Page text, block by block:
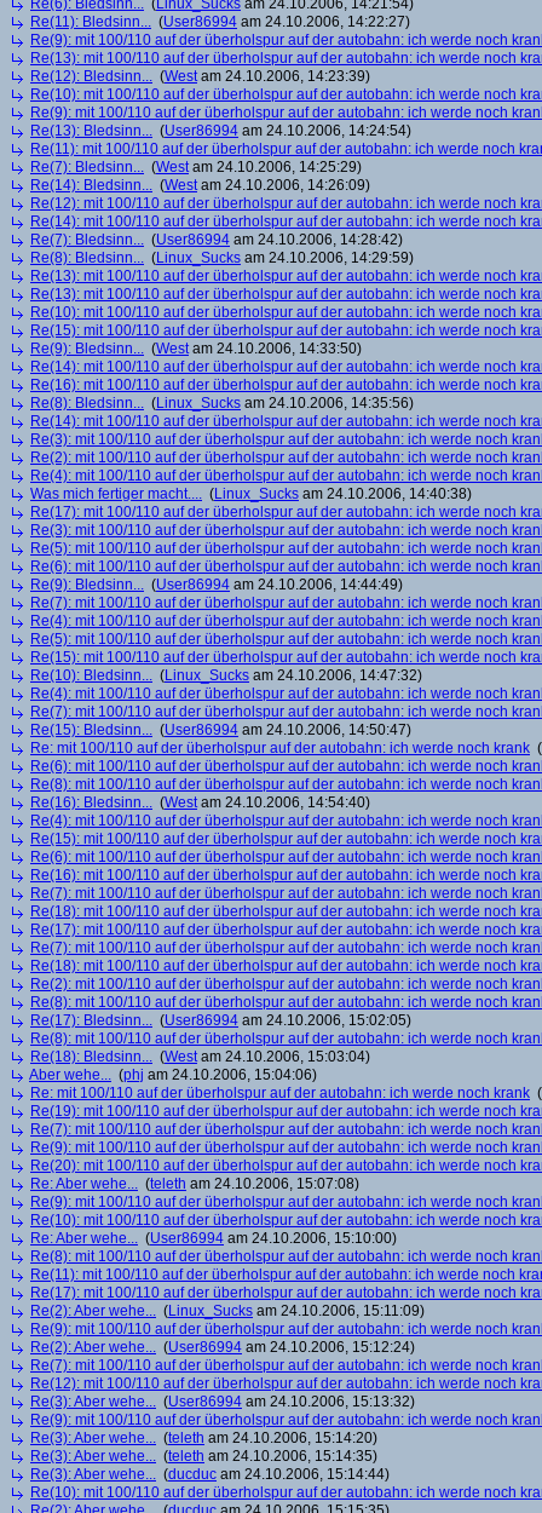
Re(6): Bledsinn... (Linux_Sucks am 24.10.2006, 14:21:54)
Re(11): Bledsinn... (User86994 am 24.10.2006, 14:22:27)
Re(9): mit 100/110 auf der überholspur auf der autobahn: ich werde noch
Re(13): mit 100/110 auf der überholspur auf der autobahn: ich werde noch
Re(12): Bledsinn... (Westam 24.10.2006, 14:23:39)
Re(10): mit 100/110 auf der überholspur auf der autobahn: ich werde noch
Re(9): mit 100/110 auf der überholspur auf der autobahn: ich werde noch
Re(13): Bledsinn... (User86994 am 24.10.2006, 14:24:54)
Re(11): mit 100/110 auf der überholspur auf der autobahn: ich werde noch
Re(7): Bledsinn... (Westam 24.10.2006, 14:25:29)
Re(14): Bledsinn... (Westam 24.10.2006, 14:26:09)
Re(12): mit 100/110 auf der überholspur auf der autobahn: ich werde noch
Re(14): mit 100/110 auf der überholspur auf der autobahn: ich werde noch
Re(7): Bledsinn... (User86994 am 24.10.2006, 14:28:42)
Re(8): Bledsinn... (Linux_Sucks am 24.10.2006, 14:29:59)
Re(13): mit 100/110 auf der überholspur auf der autobahn: ich werde noch
Re(13): mit 100/110 auf der überholspur auf der autobahn: ich werde noch
Re(10): mit 100/110 auf der überholspur auf der autobahn: ich werde noch
Re(15): mit 100/110 auf der überholspur auf der autobahn: ich werde noch
Re(9): Bledsinn... (Westam 24.10.2006, 14:33:50)
Re(14): mit 100/110 auf der überholspur auf der autobahn: ich werde noch
Re(16): mit 100/110 auf der überholspur auf der autobahn: ich werde noch
Re(8): Bledsinn... (Linux_Sucks am 24.10.2006, 14:35:56)
Re(14): mit 100/110 auf der überholspur auf der autobahn: ich werde noch
Re(3): mit 100/110 auf der überholspur auf der autobahn: ich werde noch
Re(2): mit 100/110 auf der überholspur auf der autobahn: ich werde noch
Re(4): mit 100/110 auf der überholspur auf der autobahn: ich werde noch
Was mich fertiger macht.... (Linux_Sucks am 24.10.2006, 14:40:38)
Re(17): mit 100/110 auf der überholspur auf der autobahn: ich werde noch
Re(3): mit 100/110 auf der überholspur auf der autobahn: ich werde noch
Re(5): mit 100/110 auf der überholspur auf der autobahn: ich werde noch
Re(6): mit 100/110 auf der überholspur auf der autobahn: ich werde noch
Re(9): Bledsinn... (User86994 am 24.10.2006, 14:44:49)
Re(7): mit 100/110 auf der überholspur auf der autobahn: ich werde noch
Re(4): mit 100/110 auf der überholspur auf der autobahn: ich werde noch
Re(5): mit 100/110 auf der überholspur auf der autobahn: ich werde noch
Re(15): mit 100/110 auf der überholspur auf der autobahn: ich werde noch
Re(10): Bledsinn... (Linux_Sucks am 24.10.2006, 14:47:32)
Re(4): mit 100/110 auf der überholspur auf der autobahn: ich werde noch
Re(7): mit 100/110 auf der überholspur auf der autobahn: ich werde noch
Re(15): Bledsinn... (User86994 am 24.10.2006, 14:50:47)
Re: mit 100/110 auf der überholspur auf der autobahn: ich werde noch krank (
Re(6): mit 100/110 auf der überholspur auf der autobahn: ich werde noch
Re(8): mit 100/110 auf der überholspur auf der autobahn: ich werde noch
Re(16): Bledsinn... (Westam 24.10.2006, 14:54:40)
Re(4): mit 100/110 auf der überholspur auf der autobahn: ich werde noch
Re(15): mit 100/110 auf der überholspur auf der autobahn: ich werde noch
Re(6): mit 100/110 auf der überholspur auf der autobahn: ich werde noch
Re(16): mit 100/110 auf der überholspur auf der autobahn: ich werde noch
Re(7): mit 100/110 auf der überholspur auf der autobahn: ich werde noch
Re(18): mit 100/110 auf der überholspur auf der autobahn: ich werde noch
Re(17): mit 100/110 auf der überholspur auf der autobahn: ich werde noch
Re(7): mit 100/110 auf der überholspur auf der autobahn: ich werde noch
Re(18): mit 100/110 auf der überholspur auf der autobahn: ich werde noch
Re(2): mit 100/110 auf der überholspur auf der autobahn: ich werde noch
Re(8): mit 100/110 auf der überholspur auf der autobahn: ich werde noch
Re(17): Bledsinn... (User86994 am 24.10.2006, 15:02:05)
Re(8): mit 100/110 auf der überholspur auf der autobahn: ich werde noch
Re(18): Bledsinn... (Westam 24.10.2006, 15:03:04)
Aber wehe... (phj am 24.10.2006, 15:04:06)
Re: mit 100/110 auf der überholspur auf der autobahn: ich werde noch krank (
Re(19): mit 100/110 auf der überholspur auf der autobahn: ich werde noch
Re(7): mit 100/110 auf der überholspur auf der autobahn: ich werde noch
Re(9): mit 100/110 auf der überholspur auf der autobahn: ich werde noch
Re(20): mit 100/110 auf der überholspur auf der autobahn: ich werde noch
Re: Aber wehe... (teleth am 24.10.2006, 15:07:08)
Re(9): mit 100/110 auf der überholspur auf der autobahn: ich werde noch
Re(10): mit 100/110 auf der überholspur auf der autobahn: ich werde noch
Re: Aber wehe... (User86994 am 24.10.2006, 15:10:00)
Re(8): mit 100/110 auf der überholspur auf der autobahn: ich werde noch
Re(11): mit 100/110 auf der überholspur auf der autobahn: ich werde noch
Re(17): mit 100/110 auf der überholspur auf der autobahn: ich werde noch
Re(2): Aber wehe... (Linux_Sucks am 24.10.2006, 15:11:09)
Re(9): mit 100/110 auf der überholspur auf der autobahn: ich werde noch
Re(2): Aber wehe... (User86994 am 24.10.2006, 15:12:24)
Re(7): mit 100/110 auf der überholspur auf der autobahn: ich werde noch
Re(12): mit 100/110 auf der überholspur auf der autobahn: ich werde noch
Re(3): Aber wehe... (User86994 am 24.10.2006, 15:13:32)
Re(9): mit 100/110 auf der überholspur auf der autobahn: ich werde noch
Re(3): Aber wehe... (teleth am 24.10.2006, 15:14:20)
Re(3): Aber wehe... (teleth am 24.10.2006, 15:14:35)
Re(3): Aber wehe... (ducduc am 24.10.2006, 15:14:44)
Re(10): mit 100/110 auf der überholspur auf der autobahn: ich werde noch